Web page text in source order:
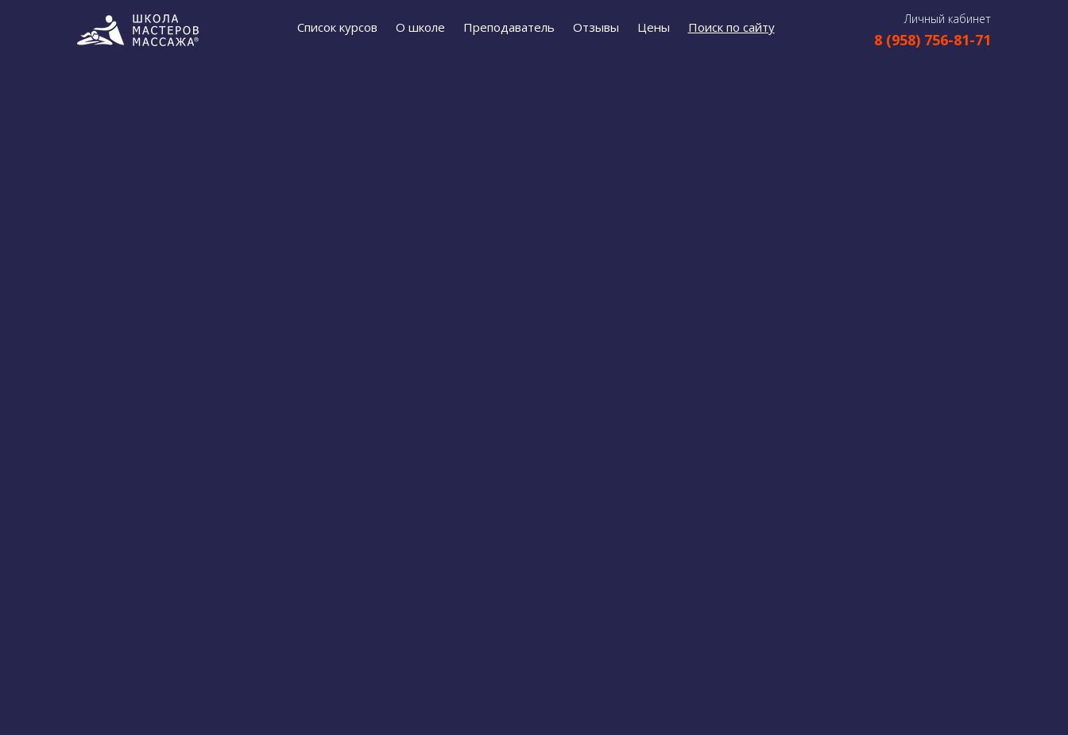
Список курсов О школе Преподаватель Отзывы Цены Поиск по сайту
Личный кабинет
8 (958) 756-81-71